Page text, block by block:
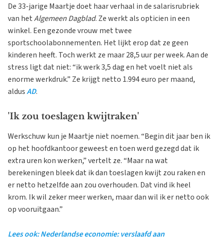
De 33-jarige Maartje doet haar verhaal in de salarisrubriek
van hetAlgemeen Dagblad. Ze werkt als opticien in een
winkel. Een gezonde vrouw met twee
sportschoolabonnementen. Het lijkt erop dat ze geen
kinderen heeft. Toch werkt ze maar 28,5 uur per week. Aan de
stress ligt dat niet: “ik werk 3,5 dag en het voelt niet als
enorme werkdruk.” Ze krijgt netto 1.994 euro per maand,
aldusAD.
'Ik zou toeslagen kwijtraken'
Werkschuw kun je Maartje niet noemen. “Begin dit jaar ben ik
op het hoofdkantoor geweest en toen werd gezegd dat ik
extra uren kon werken,” vertelt ze. “Maar na wat
berekeningen bleek dat ik dan toeslagen kwijt zou raken en
er netto hetzelfde aan zou overhouden. Dat vind ik heel
krom. Ik wil zeker meer werken, maar dan wil ik er netto ook
op vooruitgaan.”
Lees ook: Nederlandse economie: verslaafd aan